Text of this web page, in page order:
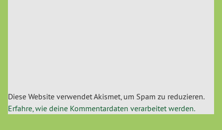
Diese Website verwendet Akismet, um Spam zu reduzieren.
Erfahre, wie deine Kommentardaten verarbeitet werden.